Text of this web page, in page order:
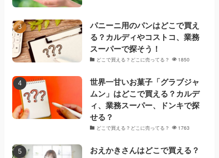
パニーニ用のパンはどこで買え
る？カルディやコストコ、業務
スーパーで探そう！
どこで買える？どこに売ってる？ 1850
世界一甘いお菓子「グラブジャ
ムン」はどこで買える？カルデ
ィ、業務スーパー、ドンキで探
せる？
どこで買える？どこに売ってる？ 1763
おえかきさんはどこで買える？